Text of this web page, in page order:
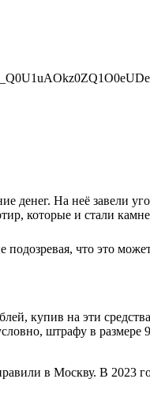
денег. На неё завели
которые и стали
что это
купив на эти
штрафу в
в Москву. В 2023